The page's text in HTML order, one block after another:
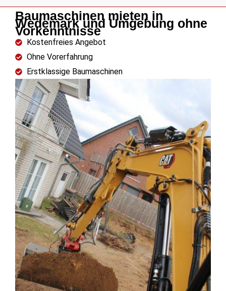
Baumaschinen mieten in
Wedemark und Umgebung ohne
Vorkenntnisse
Kostenfreies Angebot
Ohne Vorerfahrung
Erstklassige Baumaschinen